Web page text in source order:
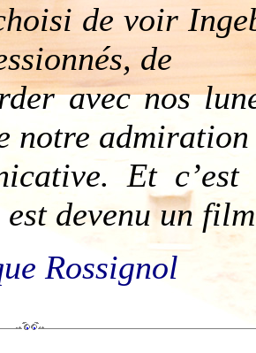
de voir
de
avec nos
notre
Et
est devenu un
Rossignol